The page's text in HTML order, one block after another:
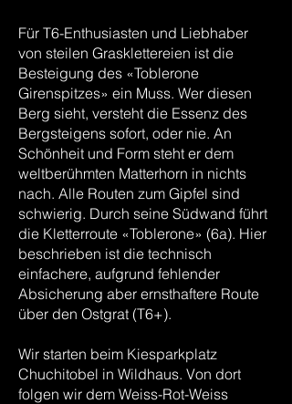
Für T6-Enthusiasten und Liebhaber
von steilen Grasklettereien ist die
Besteigung des «Toblerone
Girenspitzes» ein Muss. Wer diesen
Berg sieht, versteht die Essenz des
Bergsteigens sofort, oder nie. An
Schönheit und Form steht er dem
weltberühmten Matterhorn in nichts
nach. Alle Routen zum Gipfel sind
schwierig. Durch seine Südwand führt
die Kletterroute «Toblerone» (6a). Hier
beschrieben ist die technisch
einfachere, aufgrund fehlender
Absicherung aber ernsthaftere Route
über den Ostgrat (T6+).
Wir starten beim Kiesparkplatz
Chuchitobel in Wildhaus. Von dort
folgen wir dem Weiss-Rot-Weiss